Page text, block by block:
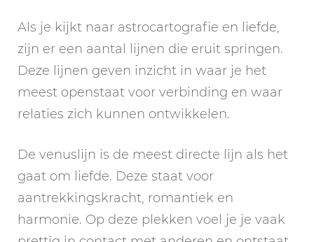
Als je kijkt naar astrocartografie en liefde,
zijn er een aantal lijnen die eruit springen.
Deze lijnen geven inzicht in waar je het
meest openstaat voor verbinding en waar
relaties zich kunnen ontwikkelen.
De venuslijn is de meest directe lijn als het
gaat om liefde. Deze staat voor
aantrekkingskracht, romantiek en
harmonie. Op deze plekken voel je je vaak